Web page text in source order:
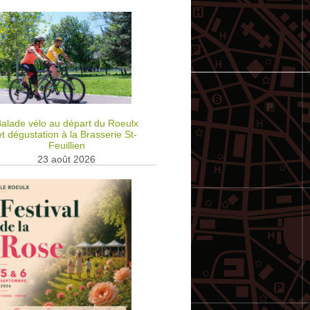
vélo au départ du Roeulx
dégustation à la Brasserie St-
Feuillien
23 août 2026